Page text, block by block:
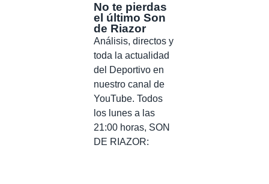
No te pierdas
el último Son
de Riazor
Análisis, directos y
toda la actualidad
del Deportivo en
nuestro canal de
YouTube. Todos
los lunes a las
21:00 horas, SON
DE RIAZOR: